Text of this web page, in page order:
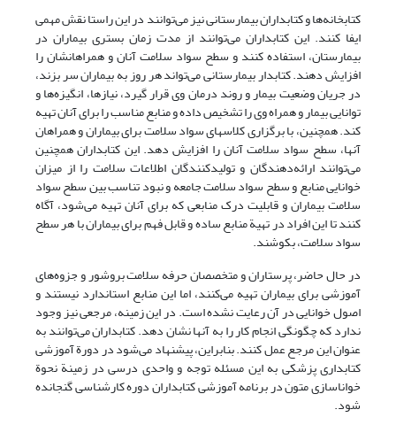
کتابخانه‌ها و کتابداران بیمارستانی نیز می‌توانند در این راستا نقش مهمی
ایفا کنند. این کتابداران می‌توانند از مدت زمان بستری بیماران در
بیمارستان، استفاده کنند و سطح سواد سلامت آنان و همراهانشان را
افزایش دهند. کتابدار بیمارستانی می‌تواند هر روز به بیماران سر بزند،
در جریان وضعیت بیمار و روند درمان وی قرار گیرد، نیازها، انگیزه‌ها و
توانایی بیمار و همراه وی را تشخیص داده و منابع مناسب را برای آنان تهیه
کند. همچنین، با برگزاری کلاسهای سواد سلامت برای بیماران و همراهان
آنها، سطح سواد سلامت آنان را افزایش دهد. این کتابداران همچنین
می‌توانند ارائه‌دهندگان و تولیدکنندگان اطلاعات سلامت را از میزان
خوانایی منابع و سطح سواد سلامت جامعه و نبود تناسب بین سطح سواد
سلامت بیماران و قابلیت درک منابعی که برای آنان تهیه می‌شود، آگاه
کنند تا این افراد در تهیة منابع ساده و قابل فهم برای بیماران با هر سطح
سواد سلامت، بکوشند.
در حال حاضر، پرستاران و متخصصان حرفه سلامت بروشور و جزوه‌های
آموزشی برای بیماران تهیه می‌کنند، اما این منابع استاندارد نیستند و
اصول خوانایی در آن رعایت نشده است. در این زمینه، مرجعی نیز وجود
ندارد که چگونگی انجام کار را به آنها نشان دهد. کتابداران می‌توانند به
عنوان این مرجع عمل کنند. بنابراین، پیشنهاد می‌شود در دورة آموزشی
کتابداری پزشکی به این مسئله توجه و واحدی درسی در زمینة نحوة
خواناسازی متون در برنامه آموزشی کتابداران دوره کارشناسی گنجانده
شود.